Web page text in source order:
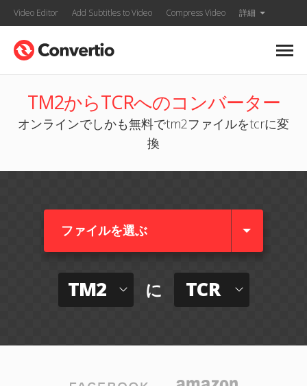
Video Editor Add Subtitles to Video Compress Video 詳細
TM2からTCRへのコンバーター
オンラインでしかも無料でtm2ファイルをtcrに変
換
ファイルを選ぶ
TM2 に TCR